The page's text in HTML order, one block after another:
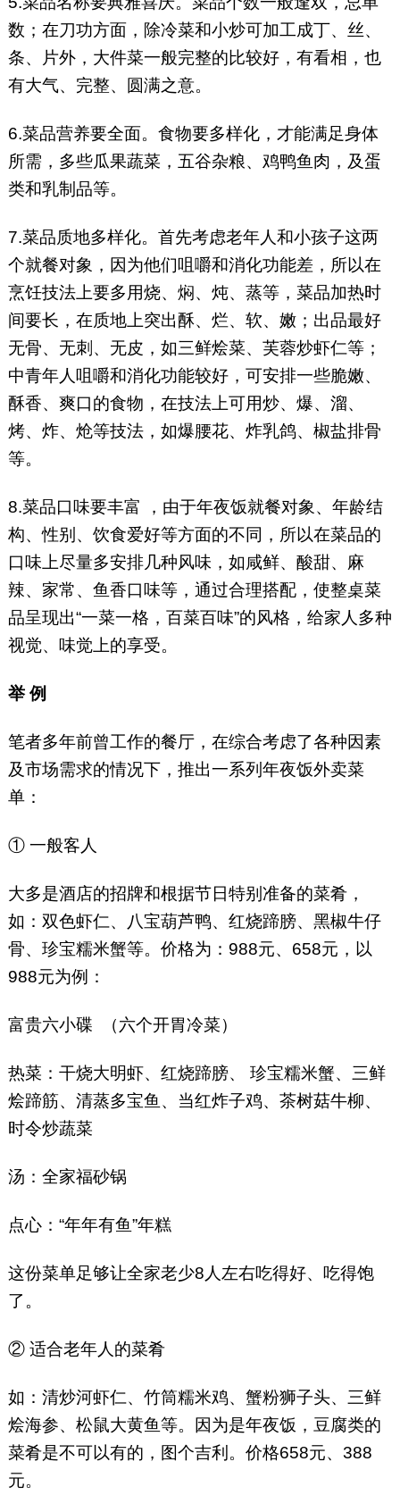
数；在刀功方面，除冷菜和小炒可加工成丁、丝、
条、片外，大件菜一般完整的比较好，有看相，也
有大气、完整、圆满之意。
6.菜品营养要全面。食物要多样化，才能满足身体
所需，多些瓜果蔬菜，五谷杂粮、鸡鸭鱼肉，及蛋
类和乳制品等。
7.菜品质地多样化。首先考虑老年人和小孩子这两
个就餐对象，因为他们咀嚼和消化功能差，所以在
烹饪技法上要多用烧、焖、炖、蒸等，菜品加热时
间要长，在质地上突出酥、烂、软、嫩；出品最好
无骨、无刺、无皮，如三鲜烩菜、芙蓉炒虾仁等；
中青年人咀嚼和消化功能较好，可安排一些脆嫩、
酥香、爽口的食物，在技法上可用炒、爆、溜、
烤、炸、炝等技法，如爆腰花、炸乳鸽、椒盐排骨
等。
8.菜品口味要丰富 ，由于年夜饭就餐对象、年龄结
构、性别、饮食爱好等方面的不同，所以在菜品的
口味上尽量多安排几种风味，如咸鲜、酸甜、麻
辣、家常、鱼香口味等，通过合理搭配，使整桌菜
品呈现出“一菜一格，百菜百味”的风格，给家人多种
视觉、味觉上的享受。
举 例
笔者多年前曾工作的餐厅，在综合考虑了各种因素
及市场需求的情况下，推出一系列年夜饭外卖菜
单：
① 一般客人
大多是酒店的招牌和根据节日特别准备的菜肴，
如：双色虾仁、八宝葫芦鸭、红烧蹄膀、黑椒牛仔
骨、珍宝糯米蟹等。价格为：988元、658元，以
988元为例：
富贵六小碟 （六个开胃冷菜）
热菜：干烧大明虾、红烧蹄膀、 珍宝糯米蟹、三鲜
烩蹄筋、清蒸多宝鱼、当红炸子鸡、茶树菇牛柳、
时令炒蔬菜
汤：全家福砂锅
点心：“年年有鱼”年糕
这份菜单足够让全家老少8人左右吃得好、吃得饱
了。
② 适合老年人的菜肴
如：清炒河虾仁、竹筒糯米鸡、蟹粉狮子头、三鲜
烩海参、松鼠大黄鱼等。因为是年夜饭，豆腐类的
菜肴是不可以有的，图个吉利。价格658元、388
元。